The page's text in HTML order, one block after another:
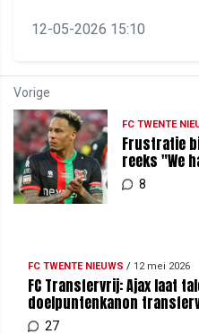
12-05-2026 15:10
Vorige
FC TWENTE
Frustratie
reeks "We
8
FC TWENTE NIEUWS / 12 mei 2026
FC Transfervrij: Ajax laat
doelpuntenkanon
moet Ten Hag toeslaan?
27